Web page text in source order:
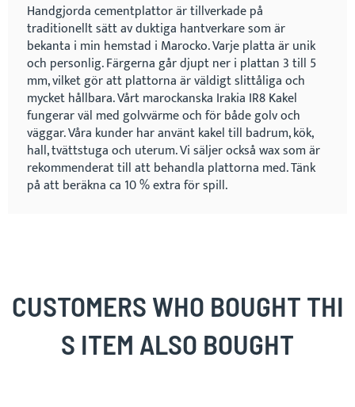
Handgjorda cementplattor är tillverkade på
traditionellt sätt av duktiga hantverkare som är
bekanta i min hemstad i Marocko. Varje platta är unik
och personlig. Färgerna går djupt ner i plattan 3 till 5
mm, vilket gör att plattorna är väldigt slittåliga och
mycket hållbara. Vårt marockanska Irakia IR8 Kakel
fungerar väl med golvvärme och för både golv och
väggar. Våra kunder har använt kakel till badrum, kök,
hall, tvättstuga och uterum. Vi säljer också wax som är
rekommenderat till att behandla plattorna med. Tänk
på att beräkna ca 10 % extra för spill.
CUSTOMERS WHO BOUGHT THI
S ITEM ALSO BOUGHT